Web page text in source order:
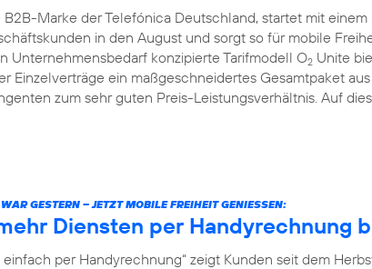
B2B-Marke der Telefónica Deutschland, startet mit
in den August und sorgt so für mobile
Unternehmensbedarf konzipierte Tarifmodell O2 Unite
Einzelverträge ein maßgeschneidertes Gesamtpaket
zum sehr guten Preis-Leistungsverhältnis. Auf
GESTERN – JETZT MOBILE FREIHEIT GENIESSEN:
Diensten per Handyrechnung
einfach per Handyrechnung“ zeigt Kunden seit dem